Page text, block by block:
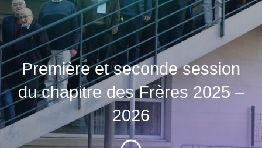
Première et seconde session
du chapitre des Frères 2025 –
2026